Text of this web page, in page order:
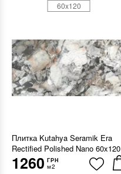
Плитка Kutahya Seramik Era
Rectified Polished Nano 60x120
1260 ГРН
м2
60x120